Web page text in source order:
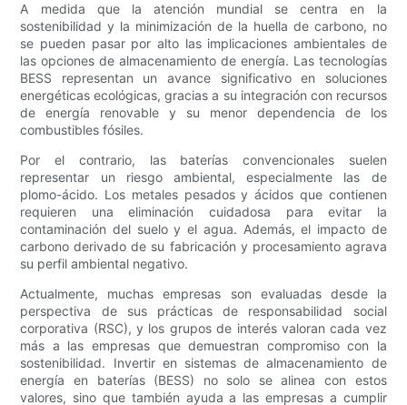
A medida que la atención mundial se centra en la
sostenibilidad y la minimización de la huella de carbono, no
se pueden pasar por alto las implicaciones ambientales de
las opciones de almacenamiento de energía. Las tecnologías
BESS representan un avance significativo en soluciones
energéticas ecológicas, gracias a su integración con recursos
de energía renovable y su menor dependencia de los
combustibles fósiles.
Por el contrario, las baterías convencionales suelen
representar un riesgo ambiental, especialmente las de
plomo-ácido. Los metales pesados ​​y ácidos que contienen
requieren una eliminación cuidadosa para evitar la
contaminación del suelo y el agua. Además, el impacto de
carbono derivado de su fabricación y procesamiento agrava
su perfil ambiental negativo.
Actualmente, muchas empresas son evaluadas desde la
perspectiva de sus prácticas de responsabilidad social
corporativa (RSC), y los grupos de interés valoran cada vez
más a las empresas que demuestran compromiso con la
sostenibilidad. Invertir en sistemas de almacenamiento de
energía en baterías (BESS) no solo se alinea con estos
valores, sino que también ayuda a las empresas a cumplir